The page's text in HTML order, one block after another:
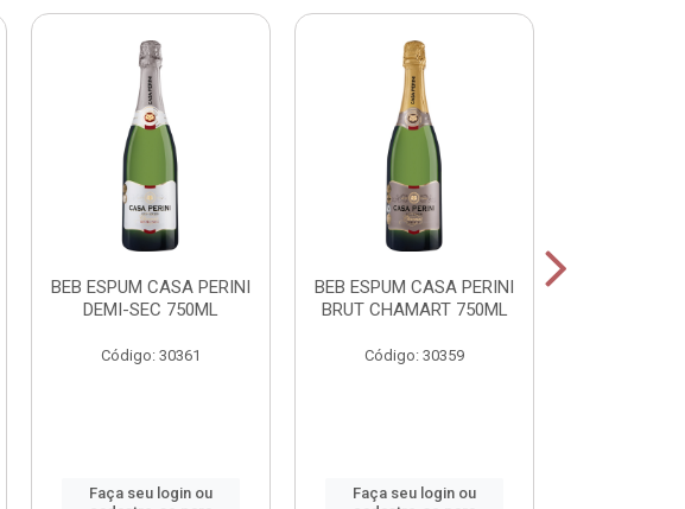
BEB ESPUM CASA PERINI
DEMI-SEC 750ML
Código: 30361
Faça seu login ou
BEB ESPUM CASA PERINI
BRUT CHAMART 750ML
Código: 30359
Faça seu login ou